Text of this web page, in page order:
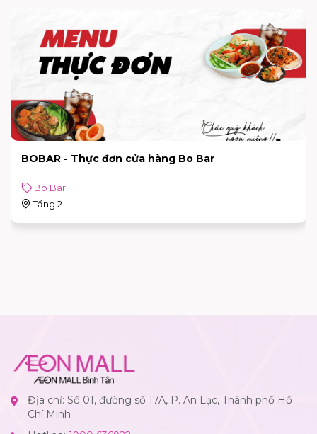
BOBAR - Thực đơn cửa hàng Bo Bar
Bo Bar
Tầng 2
Địa chỉ: Số 01, đường số 17A, P. An Lạc, Thành phố Hồ
Chí Minh